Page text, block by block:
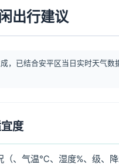
出行建议
，已结合安平区当日实时天气
度
、气温℃、湿度%、级、降